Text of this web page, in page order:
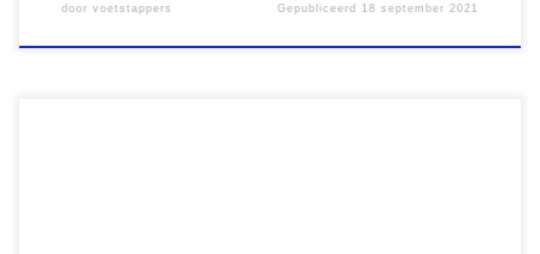
door voetstappers Gepubliceerd 18 september 2021